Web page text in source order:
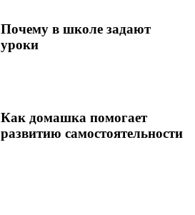
Почему в школе задают
уроки
Как домашка помогает
развитию самостоятельности